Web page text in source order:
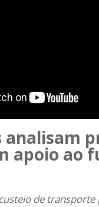
analisam
apoio ao
de transporte